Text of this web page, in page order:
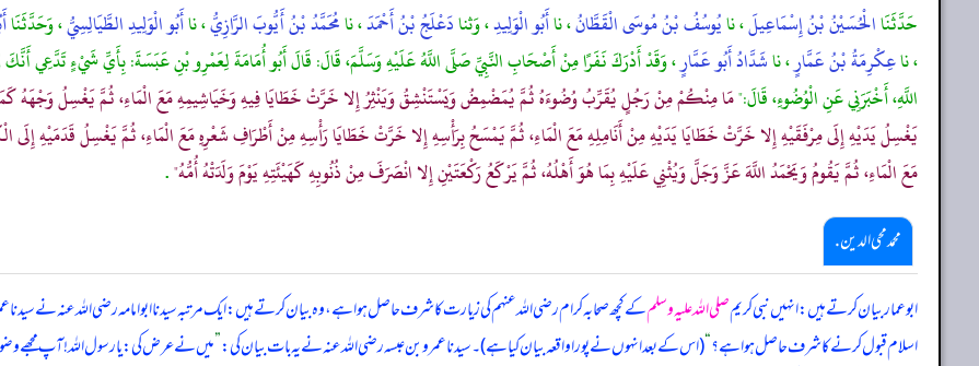
حَدَّثَنَاالْحُسَيْنُ بْنُ إِسْمَاعِيلَ، نايُوسُفُ بْنُ مُوسَى الْقَطَّانُ، ناأَبُو الْوَلِيدِ، وَثنادَعْلَجُ بْنُ أَحْمَدَ، نامُحَمَّدُ بْنُ أَيُّوبَ الرَّازِيُّ، ناأَبُو الْوَلِيدِ الطَّيَالِسِيُّ، وَحَدَّثَنَا
، ناعِكْرِمَةُ بْنُ عَمَّارٍ، ناشَدَّادُ أَبُو عَمَّارٍ، وَقَدْ أَدْرَكَ نَفَرًا مِنْ أَصْحَابِ النَّبِيِّ صَلَّى اللَّهُ عَلَيْهِ وَسَلَّمَ، قَالَ: قَالَ أَبُو أُمَامَةَ لِعَمْرِو بْنِ عَبَسَةَ: بِأَيِّ شَيْءٍ تَدَّعِي أَنَّكَ
اللَّهِ، أَخْبَرَنِي عَنِ الْوُضُوءِ، قَالَ:"مَا مِنْكُمْ مِنْ رَجُلٍ يُقَرِّبُ وُضُوءَهُ ثُمَّ يُمَضْمِضُ وَيَسْتَنْشِقُ وَيَنْثِرُ إِلا خَرَّتْ خَطَايَا فِيهِ وَخَيَاشِيمِهِ مَعَ الْمَاءِ، ثُمَّ يَغْسِلُ وَجْهَهُ
يَغْسِلُ يَدَيْهِ إِلَى مِرْفَقَيْهِ إِلا خَرَّتْ خَطَايَا يَدَيْهِ مِنْ أَنَامِلِهِ مَعَ الْمَاءِ، ثُمَّ يَمْسَحُ بِرَأْسِهِ إِلا خَرَّتْ خَطَايَا رَأْسِهِ مِنْ أَطْرَافِ شَعْرِهِ مَعَ الْمَاءِ، ثُمَّ يَغْسِلُ قَدَمَيْهِ
مَعَ الْمَاءِ، ثُمَّ يَقُومُ وَيَحْمَدُ اللَّهَ عَزَّ وَجَلَّ وَيُثْنِي عَلَيْهِ بِمَا هُوَ أَهْلُهُ، ثُمَّ يَرْكَعُ رَكْعَتَيْنِ إِلا انْصَرَفَ مِنْ ذُنُوبِهِ كَهَيْئَتِهِ يَوْمَ وَلَدَتْهُ أُمُّهُ".
محمد محی الدین .
ابوعمار بیان کرتے ہیں: انہیں نبی کریمصلی اللہ علیہ وسلمکے کچھ صحابہ کرام رضی اللہ عنہم کی زیارت کا شرف حاصل ہوا ہے، وہ بیان کرتے ہیں: ایک مرتبہ سیدنا ابوامامہ رضی اللہ عنہ نے سیدنا
اسلام قبول کرنے کا شرف حاصل ہوا ہے؟“(اس کے بعد انہوں نے پورا واقعہ بیان کیا ہے)۔ سیدنا عمرو بن عبسہ رضی اللہ عنہ نے یہ بات بیان کی:”میں نے عرض کی: یا رسول اللہ! آپ مجھے